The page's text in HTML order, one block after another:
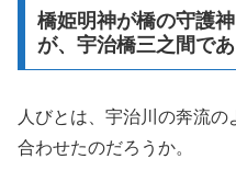
橋姫明神が橋の守護
が、宇治橋三之間で
人びとは、宇治川の奔流
合わせたのだろうか。